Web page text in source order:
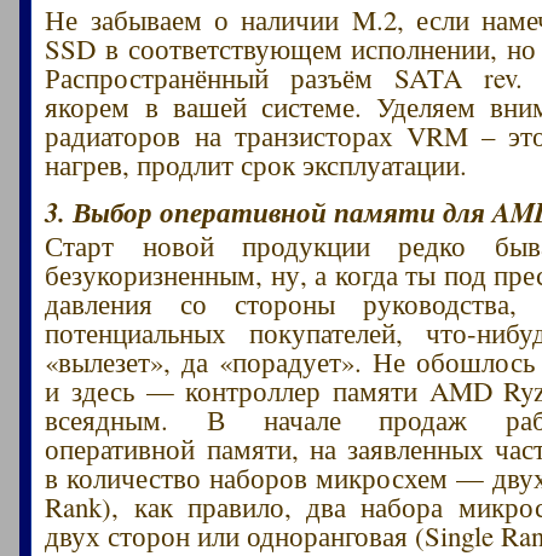
Не забываем о наличии M.2, если
SSD в соответствующем исполнении,
Распространённый разъём SATA
якорем в вашей системе. Уделяем
радиаторов на транзисторах VRM –
нагрев, продлит срок эксплуатации.
3. Выбор оперативной памяти для
Старт новой продукции редко
безукоризненным, ну, а когда ты под
давления со стороны руководства,
потенциальных покупателей, что-
«вылезет», да «порадует». Не
и здесь — контроллер памяти AMD
всеядным. В начале продаж
оперативной памяти, на заявленных
в количество наборов микросхем —
Rank), как правило, два набора
двух сторон или одноранговая (Single